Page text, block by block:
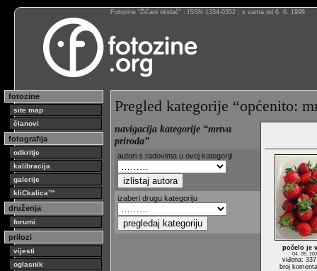
Fotozine “Žičani okidač” : ISSN 1334-0352 : s vama od 6. 6. 1998
fotozine
site map
članovi
fotografija
odkritje
kalibracija
galerije
kliCkalica™
druženja
forumi
prilozi
vijesti
oglasnik
Pregled kategorije “općenito:
navigacija kategorije “mrtva
priroda”
autori s radovima u ovoj kategoriji
izaberi drugu kategoriju
počelo je
04. 05.
viđena:
broj